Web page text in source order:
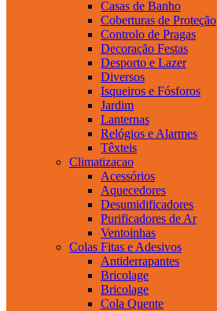
Casas de Banho
Coberturas de Proteção
Controlo de Pragas
Decoração Festas
Desporto e Lazer
Diversos
Isqueiros e Fósforos
Jardim
Lanternas
Relógios e Alarmes
Têxteis
Climatizacao
Acessórios
Aquecedores
Desumidificadores
Purificadores de Ar
Ventoinhas
Colas Fitas e Adesivos
Antiderrapantes
Bricolage
Bricolage
Cola Quente